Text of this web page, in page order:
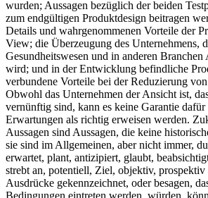
wurden; Aussagen bezüglich der beiden
zum endgültigen Produktdesign beitragen
Details und wahrgenommenen Vorteile der
View; die Überzeugung des Unternehmens,
Gesundheitswesen und in anderen
wird; und in der Entwicklung befindliche
verbundene Vorteile bei der Reduzierung
Obwohl das Unternehmen der Ansicht ist,
vernünftig sind, kann es keine Garantie dafür
Erwartungen als richtig erweisen werden.
Aussagen sind Aussagen, die keine
sie sind im Allgemeinen, aber nicht immer,
erwartet, plant, antizipiert, glaubt,
strebt an, potentiell, Ziel, objektiv, prospektiv
Ausdrücke gekennzeichnet, oder besagen,
Bedingungen eintreten werden, würden,